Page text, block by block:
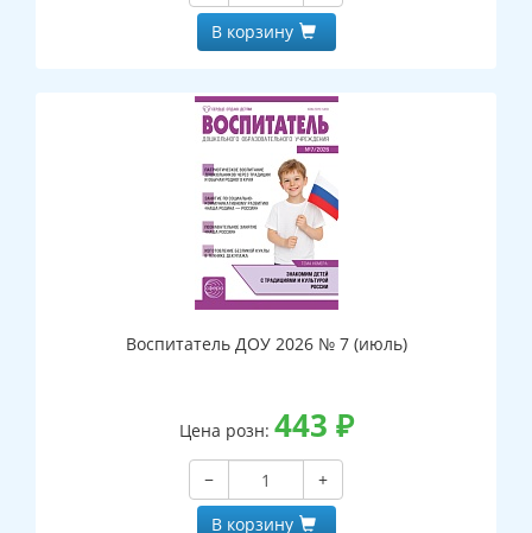
В корзину
Воспитатель ДОУ 2026 № 7 (июль)
Цена розн: 443 ₽
−
+
В корзину